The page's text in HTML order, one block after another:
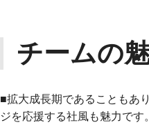
チームの
■拡大成長期であることもあ
ジを応援する社風も魅力です。